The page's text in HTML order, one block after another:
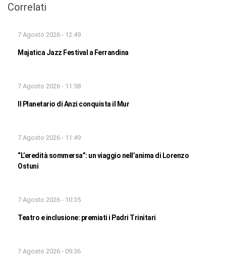
Correlati
7 Agosto 2026 - 12:49
Majatica Jazz Festival a Ferrandina
7 Agosto 2026 - 11:58
Il Planetario di Anzi conquista il Mur
7 Agosto 2026 - 11:49
“L’eredità sommersa”: un viaggio nell’anima di Lorenzo
Ostuni
7 Agosto 2026 - 10:35
Teatro e inclusione: premiati i Padri Trinitari
7 Agosto 2026 - 09:36